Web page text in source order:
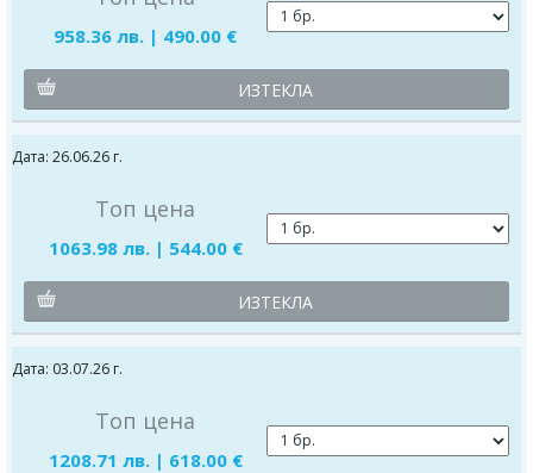
958.36 лв. | 490.00 €
ИЗТЕКЛА
Дата: 26.06.26 г.
Топ цена
1063.98 лв. | 544.00 €
ИЗТЕКЛА
Дата: 03.07.26 г.
Топ цена
1208.71 лв. | 618.00 €